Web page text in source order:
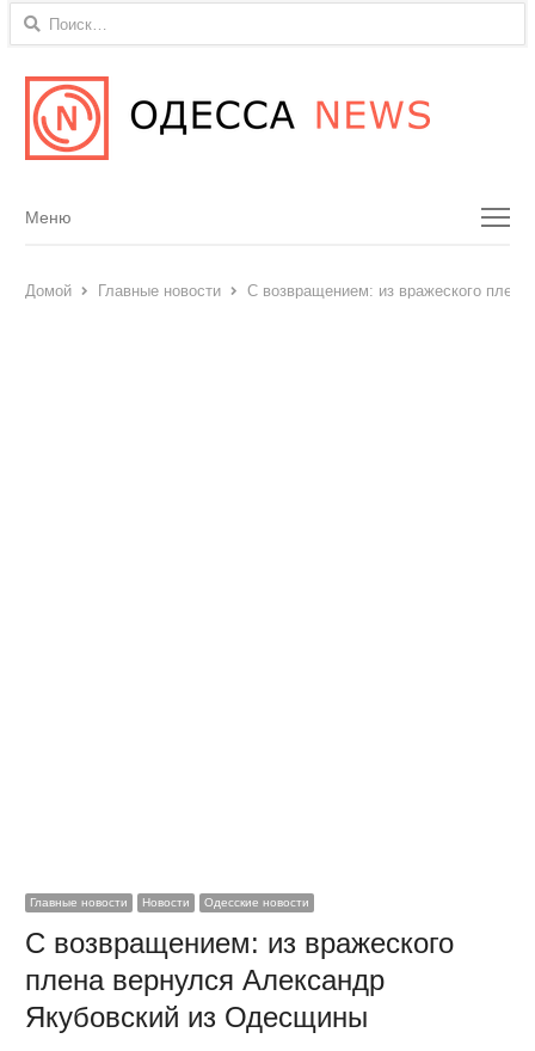
Найти:
Menu
Меню
Домой Главные новости С возвращением: из вражеского
Главные новости Новости Одесские новости
С возвращением: из вражеского
плена вернулся Александр
Якубовский из Одесщины